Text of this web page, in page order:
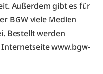
Außerdem gibt es für
BGW viele Medien
Bestellt werden
www.bgw-